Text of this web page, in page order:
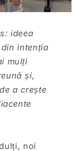
ideea
intenția
mulți
și,
a crește
noi